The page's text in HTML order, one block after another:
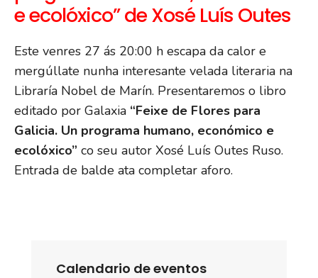
e ecolóxico” de Xosé Luís Outes
Este venres 27 ás 20:00 h escapa da calor e
mergúllate nunha interesante velada literaria na
Libraría Nobel de Marín. Presentaremos o libro
editado por Galaxia “Feixe de Flores para
Galicia. Un programa humano, económico e
ecolóxico” co seu autor Xosé Luís Outes Ruso.
Entrada de balde ata completar aforo.
Calendario de eventos